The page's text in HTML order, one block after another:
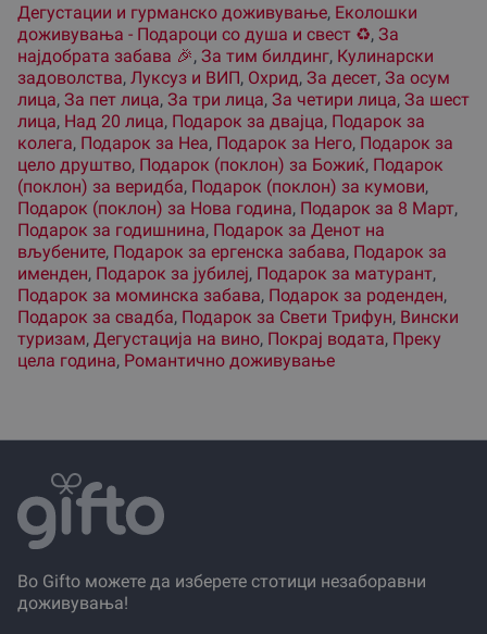
Дегустации и гурманско доживување, Еколошки
доживувања - Подароци со душа и свест ♻️, За
наjдобрата забава 🎉, За тим билдинг, Кулинарски
задоволства, Луксуз и ВИП, Охрид, За десет, За осум
лица, За пет лица, За три лица, За четири лица, За шест
лица, Над 20 лица, Подарок за двајца, Подарок за
колега, Подарок за Неа, Подарок за Него, Подарок за
цело друштво, Подарок (поклон) за Божиќ, Подарок
(поклон) за веридба, Подарок (поклон) за кумови,
Подарок (поклон) за Нова година, Подарок за 8 Март,
Подарок за годишнина, Подарок за Денот на
вљубените, Подарок за ергенска забава, Подарок за
именден, Подарок за јубилеј, Подарок за матурант,
Подарок за моминска забава, Подарок за роденден,
Подарок за свадба, Подарок за Свети Трифун, Вински
туризам, Дегустација на вино, Покрај водата, Преку
цела година, Романтично доживување
Во Gifto можете да изберете стотици незаборавни
доживувања!